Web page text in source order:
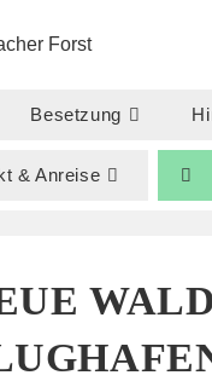
Besetzung
& Anreise